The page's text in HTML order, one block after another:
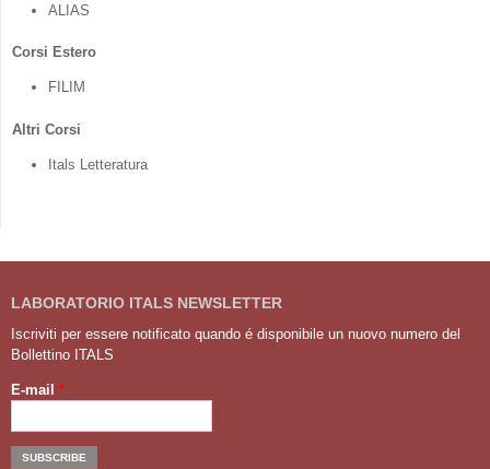
ALIAS
Corsi Estero
FILIM
Altri Corsi
Itals Letteratura
LABORATORIO ITALS NEWSLETTER
Iscriviti per essere notificato quando é disponibile un nuovo numero del
Bollettino ITALS
E-mail *